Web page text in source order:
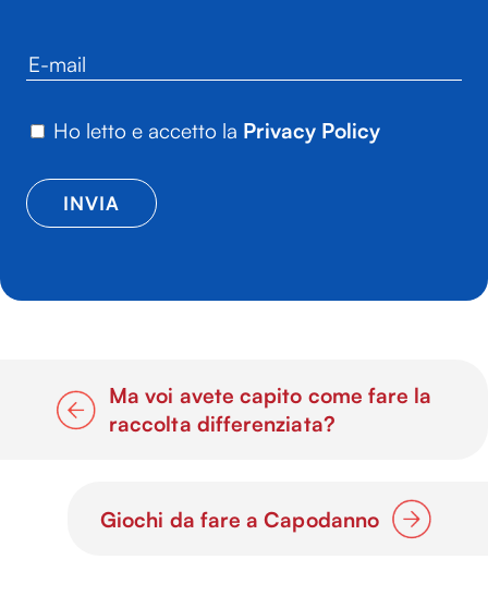
Ho letto e accetto la Privacy Policy
Ma voi avete capito come fare la
raccolta differenziata?
Giochi da fare a Capodanno